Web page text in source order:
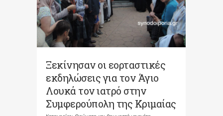
Ξεκίνησαν οι εορταστικές
εκδηλώσεις για τον Άγιο
Λουκά τον ιατρό στην
Συμφερούπολη της Κριμαίας